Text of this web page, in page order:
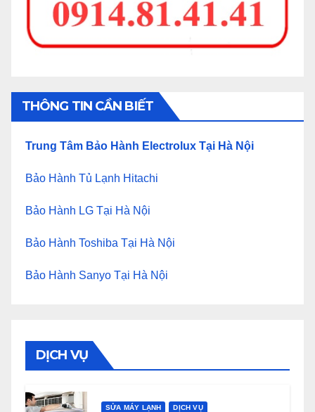
THÔNG TIN CẦN BIẾT
Trung Tâm Bảo Hành Electrolux Tại Hà Nội
Bảo Hành Tủ Lạnh Hitachi
Bảo Hành LG Tại Hà Nội
Bảo Hành Toshiba Tại Hà Nội
Bảo Hành Sanyo Tại Hà Nội
DỊCH VỤ
SỬA MÁY LẠNH DỊCH VỤ